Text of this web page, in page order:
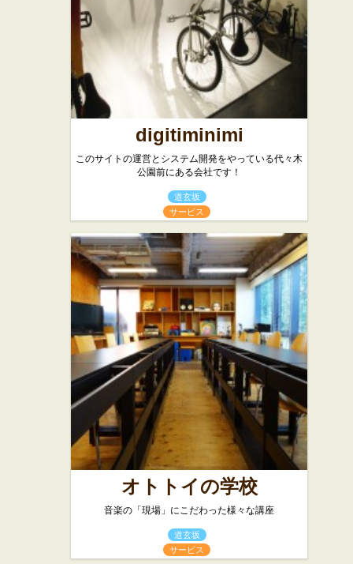
digitiminimi
このサイトの運営とシステム開発をやっている代々木
公園前にある会社です！
道玄坂
サービス
オトトイの学校
音楽の「現場」にこだわった様々な講座
道玄坂
サービス